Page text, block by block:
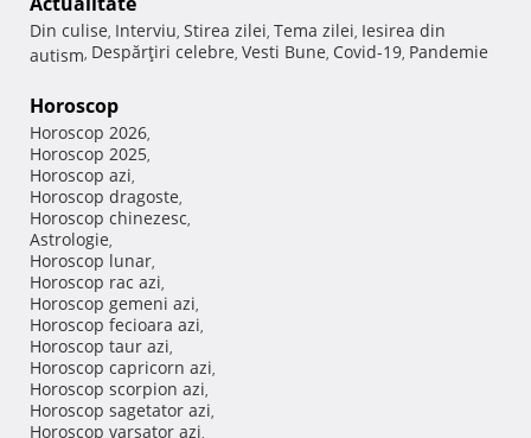
Din culise, Interviu, Stirea zilei, Tema zilei, Iesirea din
autism, Despărţiri celebre, Vesti Bune, Covid-19, Pandemie
Horoscop
Horoscop 2026,
Horoscop 2025,
Horoscop azi,
Horoscop dragoste,
Horoscop chinezesc,
Astrologie,
Horoscop lunar,
Horoscop rac azi,
Horoscop gemeni azi,
Horoscop fecioara azi,
Horoscop taur azi,
Horoscop capricorn azi,
Horoscop scorpion azi,
Horoscop sagetator azi,
Horoscop varsator azi,